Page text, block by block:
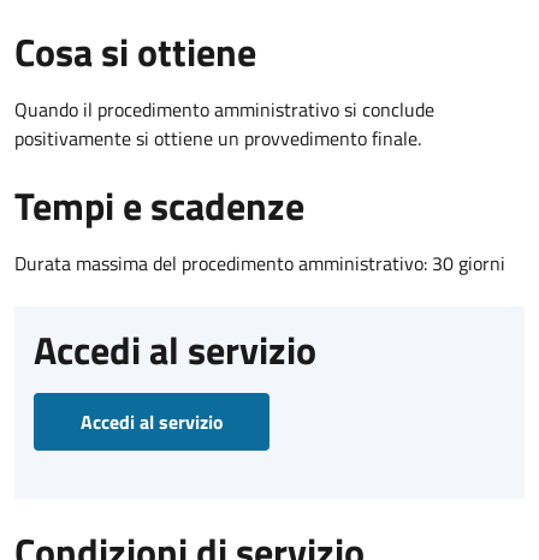
Cosa si ottiene
Quando il procedimento amministrativo si conclude
positivamente si ottiene un provvedimento finale.
Tempi e scadenze
Durata massima del procedimento amministrativo: 30 giorni
Accedi al servizio
Accedi al servizio